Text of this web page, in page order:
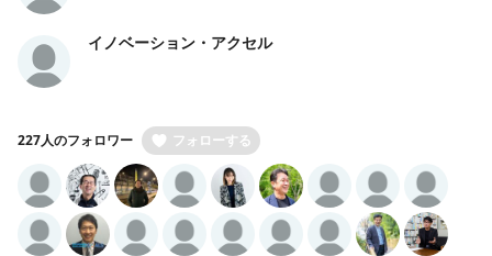
イノベーション・アクセル
227人のフォロワー フォローする